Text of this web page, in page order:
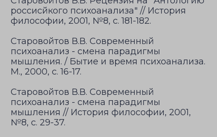
россисйкого психоанализа" // История
философии, 2001, №8, с. 181-182.
Старовойтов В.В. Современный
психоанализ - смена парадигмы
мышления. / Бытие и время психоанализа.
М., 2000, с. 16-17.
Старовойтов В.В. Современный
психоанализ - смена парадигмы
мышления // История философии, 2001,
№8, с. 29-37.